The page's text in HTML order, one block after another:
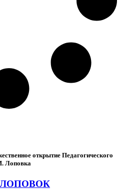
открытие Педагогического
Лоповка